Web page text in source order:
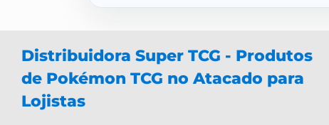
Distribuidora Super TCG - Produtos
de Pokémon TCG no Atacado para
Lojistas